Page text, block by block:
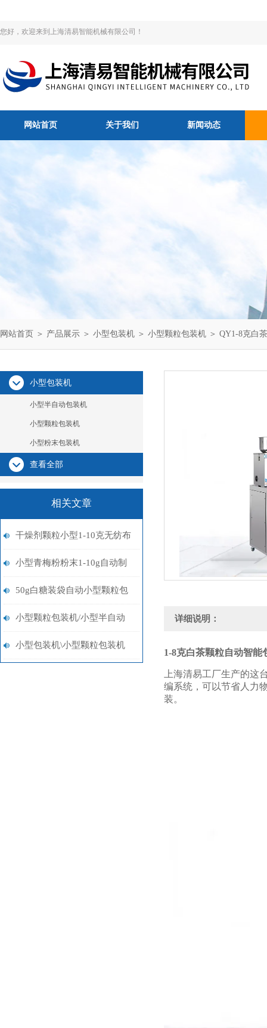
您好，欢迎来到上海清易智能机械有限公司！
网站首页 关于我们 新闻动态
网站首页 ＞ 产品展示 ＞ 小型包装机 ＞ 小型颗粒包装机 ＞ QY1-8克白
小型包装机
小型半自动包装机
小型颗粒包装机
小型粉末包装机
查看全部
相关文章
干燥剂颗粒小型1-10克无纺布
制袋智能自动包装机报价
小型青梅粉粉末1-10g自动制
袋称重包装机多少钱
50g白糖装袋自动小型颗粒包
装机多少钱
小型颗粒包装机/小型半自动
包装机/小型粉末包装机设备
小型包装机\小型颗粒包装机
详细说明：
1-8克白茶颗粒自动智能
上海清易工厂生产的这
编系统，可以节省人力
装。